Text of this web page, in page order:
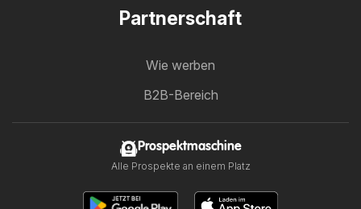
Partnerschaft
Wie werben
B2B-Bereich
Prospektmaschine
Alle Prospekte an einem Platz